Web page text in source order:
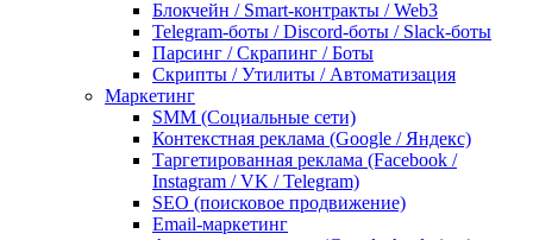
Блокчейн / Smart-контракты / Web3
Telegram-боты / Discord-боты / Slack-боты
Парсинг / Скрапинг / Боты
Скрипты / Утилиты / Автоматизация
Маркетинг
SMM (Социальные сети)
Контекстная реклама (Google / Яндекс)
Таргетированная реклама (Facebook /
Instagram / VK / Telegram)
SEO (поисковое продвижение)
Email-маркетинг